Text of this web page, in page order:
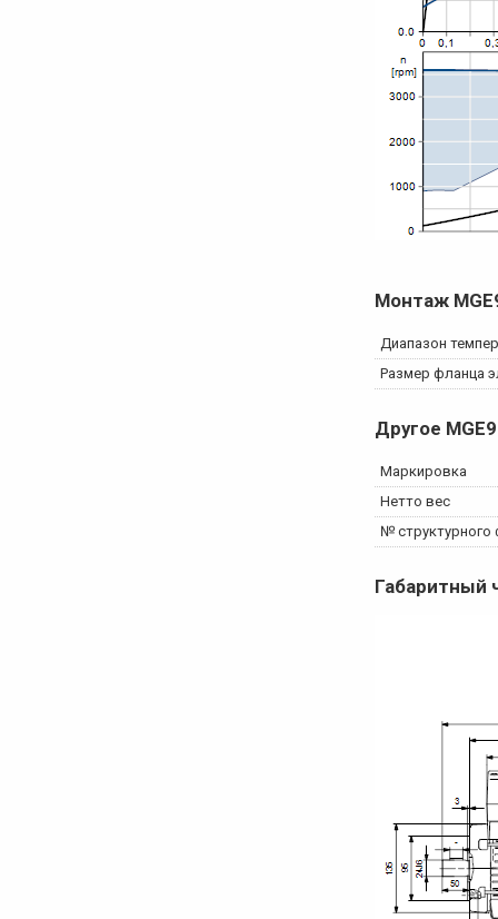
Монтаж
Диапазон
Размер фланца
Другое
Маркировка
Нетто вес
№ структурного
Габаритный